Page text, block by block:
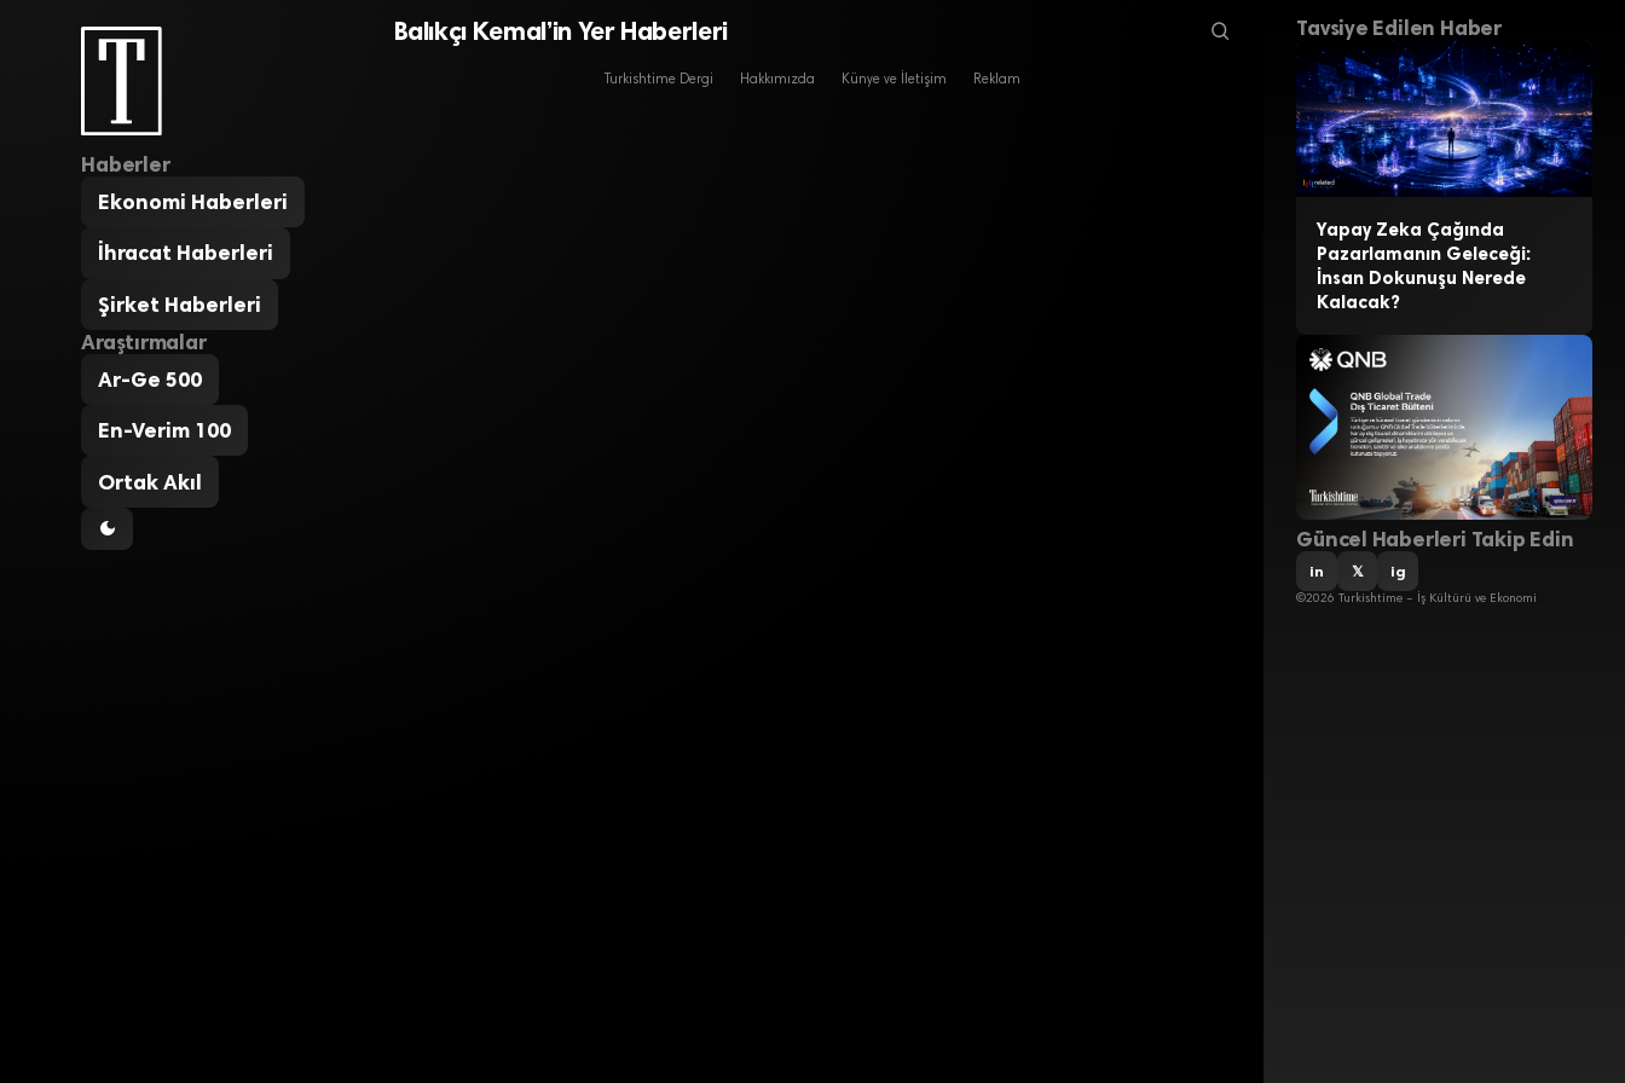
Haberler
Ekonomi Haberleri
İhracat Haberleri
Şirket Haberleri
Araştırmalar
Ar-Ge 500
En-Verim 100
Ortak Akıl
Balıkçı Kemal’in Yer Haberleri
Turkishtime Dergi Hakkımızda Künye ve İletişim Reklam
Tavsiye Edilen Haber
Yapay Zeka Çağında
Pazarlamanın Geleceği:
İnsan Dokunuşu Nerede
Kalacak?
Güncel Haberleri Takip Edin
in 𝕏 ig
©2026 Turkishtime – İş Kültürü ve Ekonomi